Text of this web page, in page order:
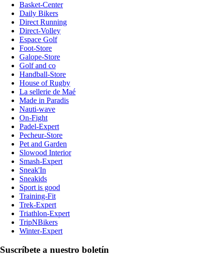
Basket-Center
Daily Bikers
Direct Running
Direct-Volley
Espace Golf
Foot-Store
Galope-Store
Golf and co
Handball-Store
House of Rugby
La sellerie de Maé
Made in Paradis
Nauti-wave
On-Fight
Padel-Expert
Pecheur-Store
Pet and Garden
Slowood Interior
Smash-Expert
Sneak'In
Sneakids
Sport is good
Training-Fit
Trek-Expert
Triathlon-Expert
TripNBikers
Winter-Expert
Suscríbete a nuestro boletín